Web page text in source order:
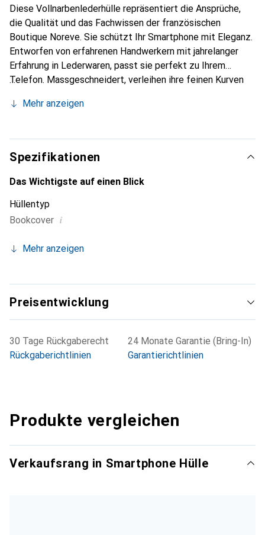
Diese Vollnarbenlederhülle repräsentiert die Ansprüche,
die Qualität und das Fachwissen der französischen
Boutique Noreve. Sie schützt Ihr Smartphone mit Eleganz.
Entworfen von erfahrenen Handwerkern mit jahrelanger
Erfahrung in Lederwaren, passt sie perfekt zu Ihrem
Telefon. Massgeschneidert, verleihen ihre feinen Kurven
unverzichtbaren Accessoire für Ihr Smartphone.
die Marke Noreve eine zuverlässige Wahl für eine
anspruchsvolle Kundschaft.
Mehr anzeigen
Spezifikationen
Das Wichtigste auf einen Blick
Hüllentyp
Bookcover i
Mehr anzeigen
Preisentwicklung
30 Tage Rückgaberecht
Rückgaberichtlinien
24 Monate Garantie (Bring-In)
Garantierichtlinien
Produkte vergleichen
Verkaufsrang in Smartphone Hülle